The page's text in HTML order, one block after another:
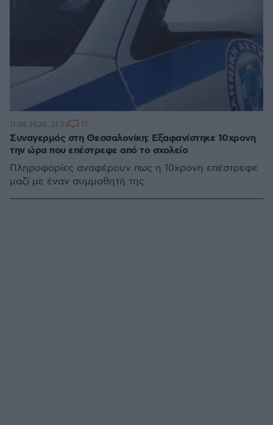
Συναγερμός στη Θεσσαλονίκη: Εξαφανίστηκε 10χρονη
την ώρα που επέστρεφε από το σχολείο
Πληροφορίες αναφέρουν πως η 10χρονη επέστρεφε
μαζί με έναν συμμαθητή της
11.06.2020, 21:53 12